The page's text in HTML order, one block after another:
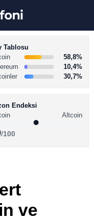
Youtube
TikTok
Tablosu
58,8%
10,4%
30,7%
Endeksi
Altcoin
/100
ve